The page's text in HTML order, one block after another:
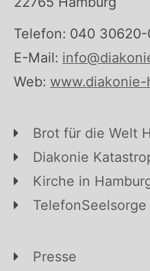
Telefon: 040 30620-
E-Mail:
Web: www.diakonie-
Brot für die Welt
Diakonie
Kirche in
TelefonSeelsorge
Presse